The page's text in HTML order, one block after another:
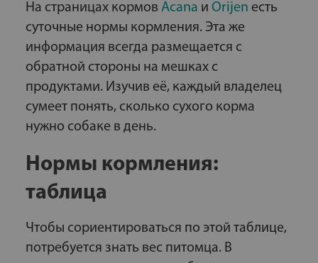
На страницах кормов Acana и Orijen есть
суточные нормы кормления. Эта же
информация всегда размещается с
обратной стороны на мешках с
продуктами. Изучив её, каждый владелец
сумеет понять, сколько сухого корма
нужно собаке в день.
Нормы кормления:
таблица
Чтобы сориентироваться по этой таблице,
потребуется знать вес питомца. В